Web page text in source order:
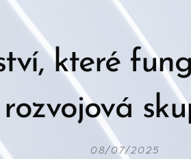
které
rozvojová
08/07/2025